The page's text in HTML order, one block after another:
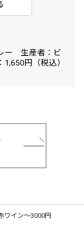
ー 生産者：ビ
円（税込）
ワイン～3000円